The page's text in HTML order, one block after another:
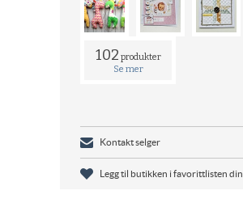
102 produkter
Se mer
Kontakt selger
Legg til butikken i favorittlisten din